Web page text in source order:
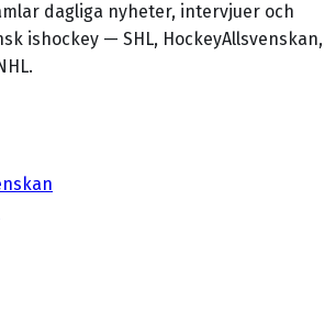
dagliga nyheter, intervjuer och
ishockey — SHL, HockeyAllsvenskan,